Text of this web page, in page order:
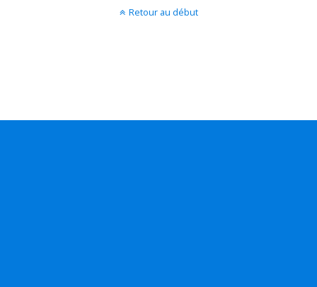
Retour au début